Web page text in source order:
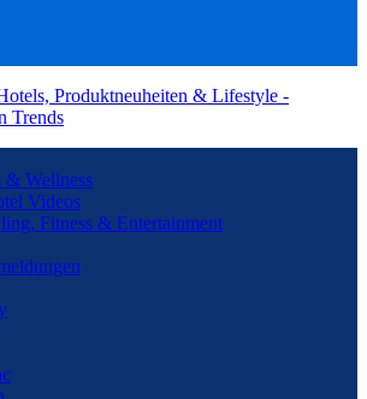
& Wellness
Videos
Fitness & Entertainment